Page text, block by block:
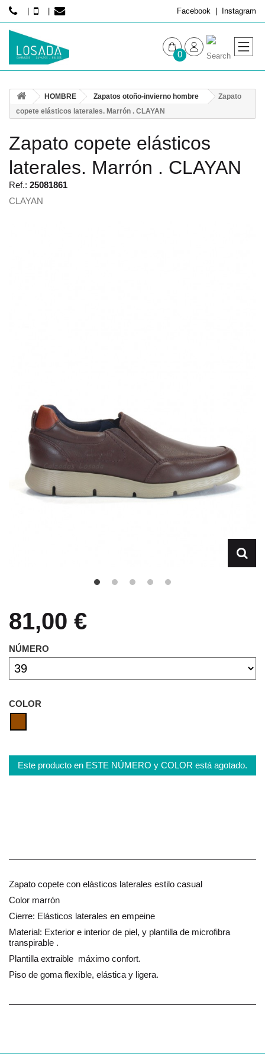
Facebook Instagram
0
HOMBRE
HOMBRE Zapatos otoño-invierno hombre
Zapato
copete elásticos laterales. Marrón . CLAYAN
Zapato copete elásticos
laterales. Marrón . CLAYAN
Ref.: 25081861
CLAYAN
81,00 €
NÚMERO
COLOR
Este producto en ESTE NÚMERO y COLOR está agotado.
Zapato copete con elásticos laterales estilo casual
Color marrón
Cierre: Elásticos laterales en empeine
Material: Exterior e interior de piel, y plantilla de microfibra
transpirable .
Plantilla extraible máximo confort.
Piso de goma flexíble, elástica y ligera.